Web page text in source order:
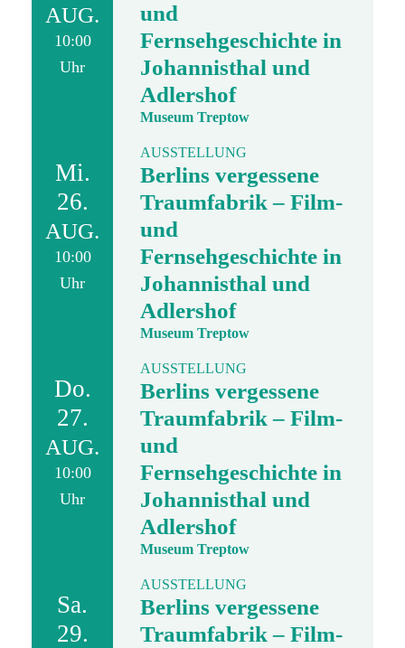
AUG.
10:00
Uhr
und
Fernsehgeschichte in
Johannisthal und
Adlershof
Museum Treptow
Mi.
26.
AUG.
10:00
Uhr
AUSSTELLUNG
Berlins vergessene
Traumfabrik – Film-
und
Fernsehgeschichte in
Johannisthal und
Adlershof
Museum Treptow
Do.
27.
AUG.
10:00
Uhr
AUSSTELLUNG
Berlins vergessene
Traumfabrik – Film-
und
Fernsehgeschichte in
Johannisthal und
Adlershof
Museum Treptow
Sa.
29.
AUSSTELLUNG
Berlins vergessene
Traumfabrik – Film-